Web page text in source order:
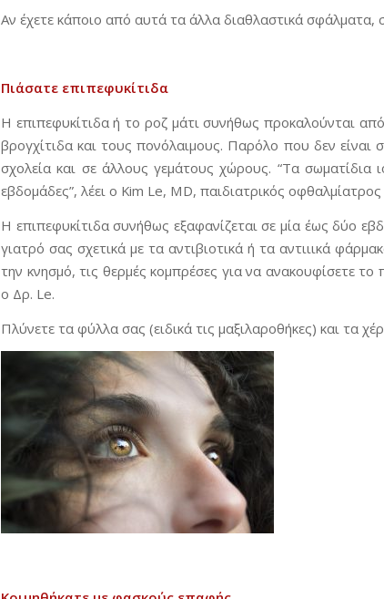
Αν έχετε κάποιο από αυτά τα άλλα διαθλαστικά σφάλματα,
Πιάσατε επιπεφυκίτιδα
Η επιπεφυκίτιδα ή το ροζ μάτι συνήθως προκαλούνται
βρογχίτιδα και τους πονόλαιμους. Παρόλο που δεν
σχολεία και σε άλλους γεμάτους χώρους. “Τα σωματίδια
εβδομάδες”, λέει ο Kim Le, MD, παιδιατρικός
Η επιπεφυκίτιδα συνήθως εξαφανίζεται σε μία έως δύο
γιατρό σας σχετικά με τα αντιβιοτικά ή τα αντιιικά
την κνησμό, τις θερμές κομπρέσες για να ανακουφίσετε το
ο Δρ. Le.
Πλύνετε τα φύλλα σας (ειδικά τις μαξιλαροθήκες) και τα